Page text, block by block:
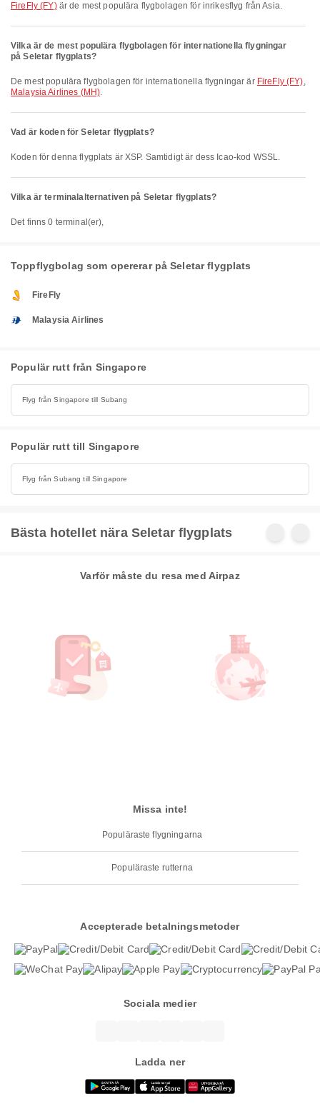
FireFly (FY)är de mest populära flygbolagen för inrikesflyg från Asia.
Vilka är de mest populära flygbolagen för internationella flygningar
på Seletar flygplats?
De mest populära flygbolagen för internationella flygningar är FireFly (FY),
Malaysia Airlines (MH).
Vad är koden för Seletar flygplats?
Koden för denna flygplats är XSP. Samtidigt är dess Icao-kod WSSL.
Vilka är terminalalternativen på Seletar flygplats?
Det finns 0 terminal(er),
Toppflygbolag som opererar på Seletar flygplats
FireFly
Malaysia Airlines
Populär rutt från Singapore
Flyg från Singapore till Subang
Populär rutt till Singapore
Flyg från Subang till Singapore
Bästa hotellet nära Seletar flygplats
Varför måste du resa med Airpaz
Missa inte!
Populäraste flygningarna
Populäraste rutterna
Accepterade betalningsmetoder
Sociala medier
Ladda ner